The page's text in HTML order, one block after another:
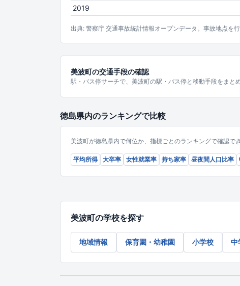
2019
出典: 警察庁 交通事故統計情報オープンデータ。事故地点を
美波町の交通手段の確認
駅・バス停サーチで、美波町の駅・バス停と移動手段をまと
徳島県内のランキングで比較
美波町が徳島県内で何位か、指標ごとのランキングで確認でき
平均所得 大卒率 女性就業率 持ち家率 昼夜間人口比率
美波町の学校を探す
地域情報 保育園・幼稚園 小学校 中